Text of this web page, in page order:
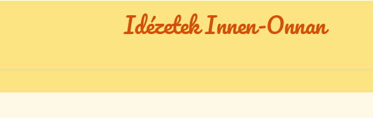
Idézetek Innen-Onnan